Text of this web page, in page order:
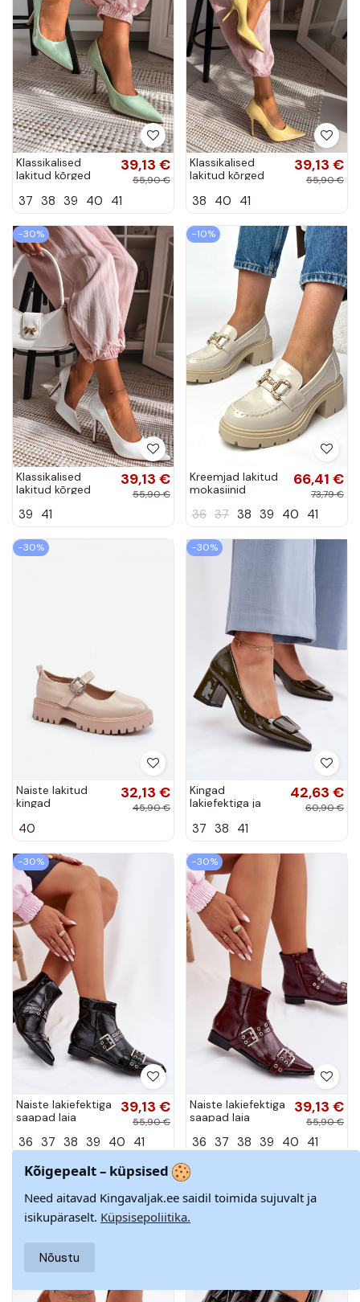
Klassikalised
lakitud kõrged
värvi kunstnahast
39,13 €
55,90 €
37 38 39 40 41
Klassikalised
lakitud kõrged
värvi kunstnahast
39,13 €
55,90 €
38 40 41
−30%
Klassikalised
lakitud kõrged
kunstnahast
39,13 €
55,90 €
39 41
−10%
Kreemjad lakitud
mokasiinid
tsirkonitega Paola
66,41 €
73,79 €
36 37 38 39 40 41
−30%
Naiste lakitud
kingad
värvi Lindnessa
32,13 €
45,90 €
40
−30%
Kingad
lakiefektiga ja
kontsaga chaki
Isoline
42,63 €
60,90 €
37 38 41
−30%
Naiste lakiefektiga
saapad laia
ja klambritega
toonides Hamira
39,13 €
55,90 €
36 37 38 39 40 41
−30%
Naiste lakiefektiga
saapad laia
ja klambritega
39,13 €
55,90 €
36 37 38 39 40 41
−30%
Kõigepealt – küpsised
Need aitavad Kingavaljak.ee saidil toimida sujuvalt ja
isikupäraselt. Küpsisepoliitika.
Nõustu